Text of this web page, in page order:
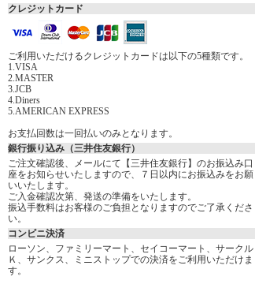
クレジットカード
ご利用いただけるクレジットカードは以下の5種類です。
1.VISA
2.MASTER
3.JCB
4.Diners
5.AMERICAN EXPRESS
お支払回数は一回払いのみとなります。
銀行振り込み（三井住友銀行）
ご注文確認後、メールにて【三井住友銀行】のお振込み口
座をお知らせいたしますので、７日以内にお振込みをお願
いいたします。
ご入金確認次第、発送の準備をいたします。
振込手数料はお客様のご負担となりますのでご了承くださ
い。
コンビニ決済
ローソン、ファミリーマート、セイコーマート、サークル
Ｋ、サンクス、ミニストップでの決済をご利用いただけま
す。